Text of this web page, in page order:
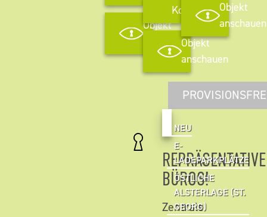
Objekt
anschauen
Kontakt
Objekt
anschauen
Objekt
anschauen
NEU
E-
LADEPARKPLÄTZE
ÖSTLICHE
ALSTERLAGE (ST.
GEORG)
REPRÄSENTATIVE
BÜROS!
Zentrale